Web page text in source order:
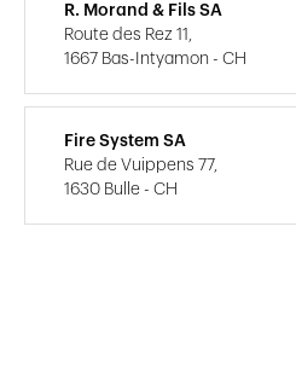
R. Morand & Fils SA
Route des Rez 11,
1667 Bas-Intyamon - CH
Fire System SA
Rue de Vuippens 77,
1630 Bulle - CH